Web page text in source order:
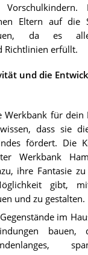
Eltern auf die
da es
Richtlinien erfüllt.
und die
Werkbank für dein
dass sie
fördert. Die
Werkbank
ihre Fantasie
gibt, mit
und zu gestalten.
im
bauen,